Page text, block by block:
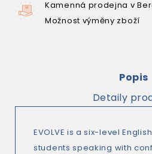
Kamenná prodejna v
Možnost výměny zboží
Popis
Detaily
EVOLVE is a six-level
students speaking with